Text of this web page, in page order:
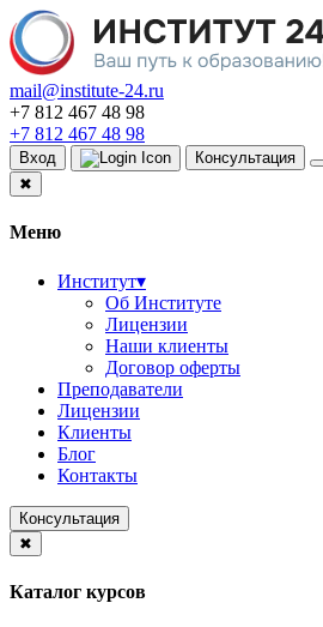
mail@institute-24.ru
+7 812 467 48 98
+7 812 467 48 98
Вход
Консультация
✖
Меню
Институт▾
Об Институте
Лицензии
Наши клиенты
Договор оферты
Преподаватели
Лицензии
Клиенты
Блог
Контакты
Консультация
✖
Каталог курсов